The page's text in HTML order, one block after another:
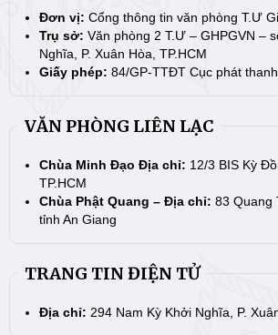
Đơn vị: Cổng thông tin văn phòng T.Ư
Trụ sở: Văn phòng 2 T.Ư – GHPGVN –
Nghĩa, P. Xuân Hòa, TP.HCM
Giấy phép: 84/GP-TTĐT Cục phát
VĂN PHÒNG LIÊN LẠC
Chùa Minh Đạo Địa chỉ: 12/3 BIS Kỳ
TP.HCM
Chùa Phật Quang – Địa chỉ: 83 Quang
tỉnh An Giang
TRANG TIN ĐIỆN TỬ
Địa chỉ: 294 Nam Kỳ Khởi Nghĩa, P.